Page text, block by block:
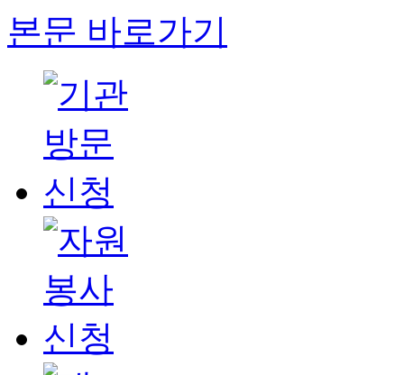
본문 바로가기